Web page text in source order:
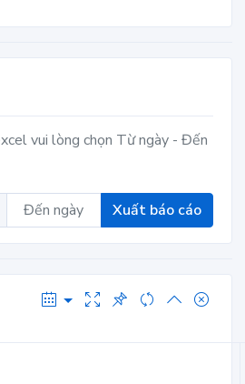
vui lòng chọn Từ ngày - Đến
Xuất báo cáo